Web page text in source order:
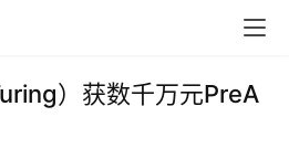
）获数千万元PreA